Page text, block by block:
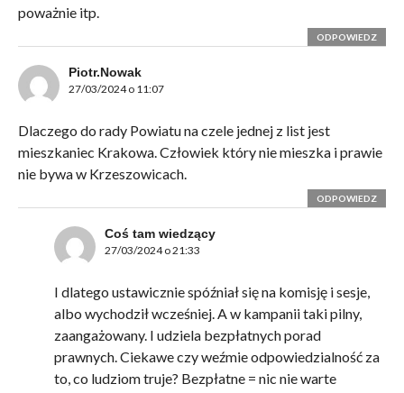
poważnie itp.
ODPOWIEDZ
Piotr.Nowak
27/03/2024 o 11:07
Dlaczego do rady Powiatu na czele jednej z list jest
mieszkaniec Krakowa. Człowiek który nie mieszka i prawie
nie bywa w Krzeszowicach.
ODPOWIEDZ
Coś tam wiedzący
27/03/2024 o 21:33
I dlatego ustawicznie spóźniał się na komisję i sesje,
albo wychodził wcześniej. A w kampanii taki pilny,
zaangażowany. I udziela bezpłatnych porad
prawnych. Ciekawe czy weźmie odpowiedzialność za
to, co ludziom truje? Bezpłatne = nic nie warte